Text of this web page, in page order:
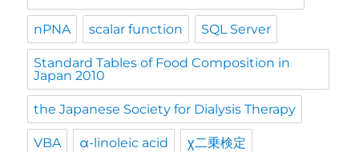
nPNA scalar function SQL Server
Standard Tables of Food Composition in
Japan 2010
the Japanese Society for Dialysis Therapy
VBA α-linoleic acid χ二乗検定